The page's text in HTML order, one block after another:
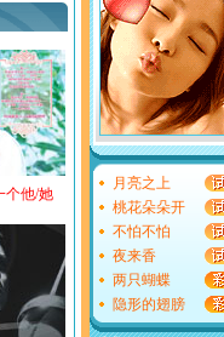
个他/她
月亮之上
桃花朵朵开
不怕不怕
夜来香
两只蝴蝶
隐形的翅膀